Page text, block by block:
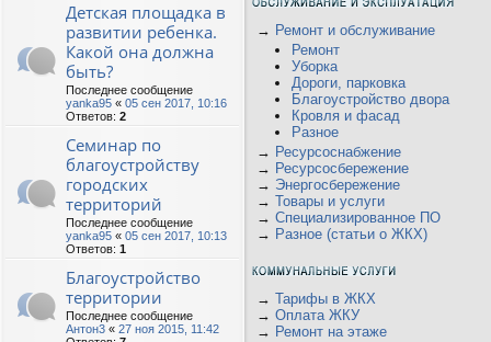
Детская площадка в
развитии ребенка.
Какой она должна
быть?
Последнее сообщение
yanka95 « 05 сен 2017, 10:16
Ответов: 2
Семинар по
благоустройству
городских
территорий
Последнее сообщение
yanka95 « 05 сен 2017, 10:13
Ответов: 1
Благоустройство
территории
Последнее сообщение
Антон3 « 27 ноя 2015, 11:42
→ Ремонт и обслуживание
Ремонт
Уборка
Дороги, парковка
Благоустройство двора
Кровля и фасад
Разное
→ Ресурсоснабжение
→ Ресурсосбережение
→ Энергосбережение
→ Товары и услуги
→ Специализированное ПО
→ Разное (статьи о ЖКХ)
→ Тарифы в ЖКХ
→ Оплата ЖКУ
→ Ремонт на этаже